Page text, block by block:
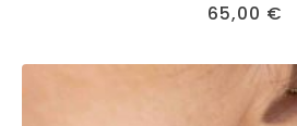
65,00 €